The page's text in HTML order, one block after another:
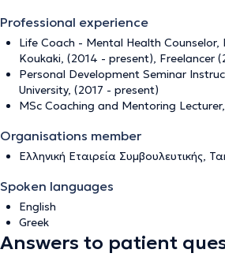
Professional experience
Life Coach - Mental Health Counselor,
Koukaki, (2014 - present), Freelancer
Personal Development Seminar
University, (2017 - present)
MSc Coaching and Mentoring
Organisations member
Ελληνική Εταιρεία Συμβουλευτικής,
Spoken languages
English
Greek
Answers to patient